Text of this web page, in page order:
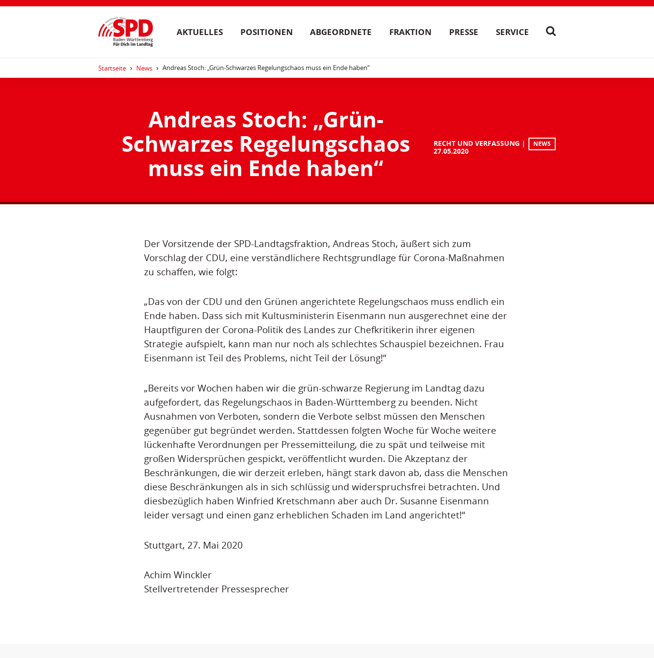
AKTUELLES POSITIONEN ABGEORDNETE FRAKTION PRESSE SERVICE
Startseite News Andreas Stoch: „Grün-Schwarzes Regelungschaos muss ein Ende haben“
Andreas Stoch: „Grün-
Schwarzes Regelungschaos
muss ein Ende haben“
RECHT UND VERFASSUNG
27.05.2020
NEWS
Der Vorsitzende der SPD-Landtagsfraktion, Andreas Stoch, äußert sich zum
Vorschlag der CDU, eine verständlichere Rechtsgrundlage für Corona-Maßnahmen
zu schaffen, wie folgt:
„Das von der CDU und den Grünen angerichtete Regelungschaos muss endlich ein
Ende haben. Dass sich mit Kultusministerin Eisenmann nun ausgerechnet eine der
Hauptfiguren der Corona-Politik des Landes zur Chefkritikerin ihrer eigenen
Strategie aufspielt, kann man nur noch als schlechtes Schauspiel bezeichnen. Frau
Eisenmann ist Teil des Problems, nicht Teil der Lösung!“
„Bereits vor Wochen haben wir die grün-schwarze Regierung im Landtag dazu
aufgefordert, das Regelungschaos in Baden-Württemberg zu beenden. Nicht
Ausnahmen von Verboten, sondern die Verbote selbst müssen den Menschen
gegenüber gut begründet werden. Stattdessen folgten Woche für Woche weitere
lückenhafte Verordnungen per Pressemitteilung, die zu spät und teilweise mit
großen Widersprüchen gespickt, veröffentlicht wurden. Die Akzeptanz der
Beschränkungen, die wir derzeit erleben, hängt stark davon ab, dass die Menschen
diese Beschränkungen als in sich schlüssig und widerspruchsfrei betrachten. Und
diesbezüglich haben Winfried Kretschmann aber auch Dr. Susanne Eisenmann
leider versagt und einen ganz erheblichen Schaden im Land angerichtet!“
Stuttgart, 27. Mai 2020
Achim Winckler
Stellvertretender Pressesprecher